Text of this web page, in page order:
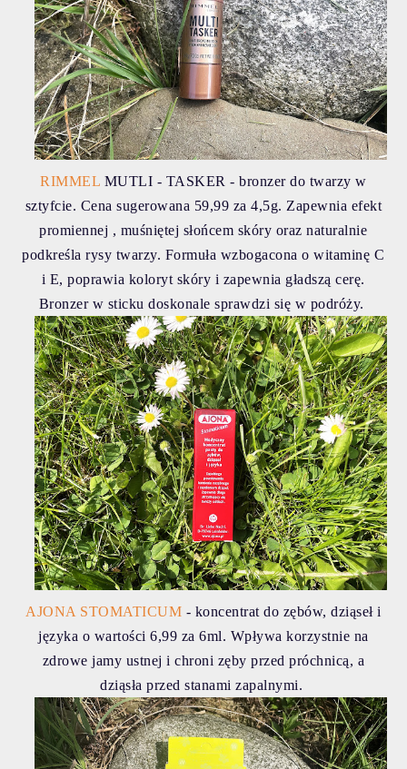
RIMMEL MUTLI - TASKER - bronzer do twarzy w
sztyfcie. Cena sugerowana 59,99 za 4,5g. Zapewnia efekt
promiennej , muśniętej słońcem skóry oraz naturalnie
podkreśla rysy twarzy. Formuła wzbogacona o witaminę C
i E, poprawia koloryt skóry i zapewnia gładszą cerę.
Bronzer w sticku doskonale sprawdzi się w podróży.
AJONA STOMATICUM - koncentrat do zębów, dziąseł i
języka o wartości 6,99 za 6ml. Wpływa korzystnie na
zdrowe jamy ustnej i chroni zęby przed próchnicą, a
dziąsła przed stanami zapalnymi.